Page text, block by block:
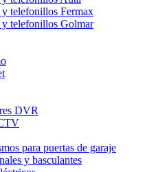
telefonillos Fermax
telefonillos Golmar
DVR
para puertas de garaje
y basculantes